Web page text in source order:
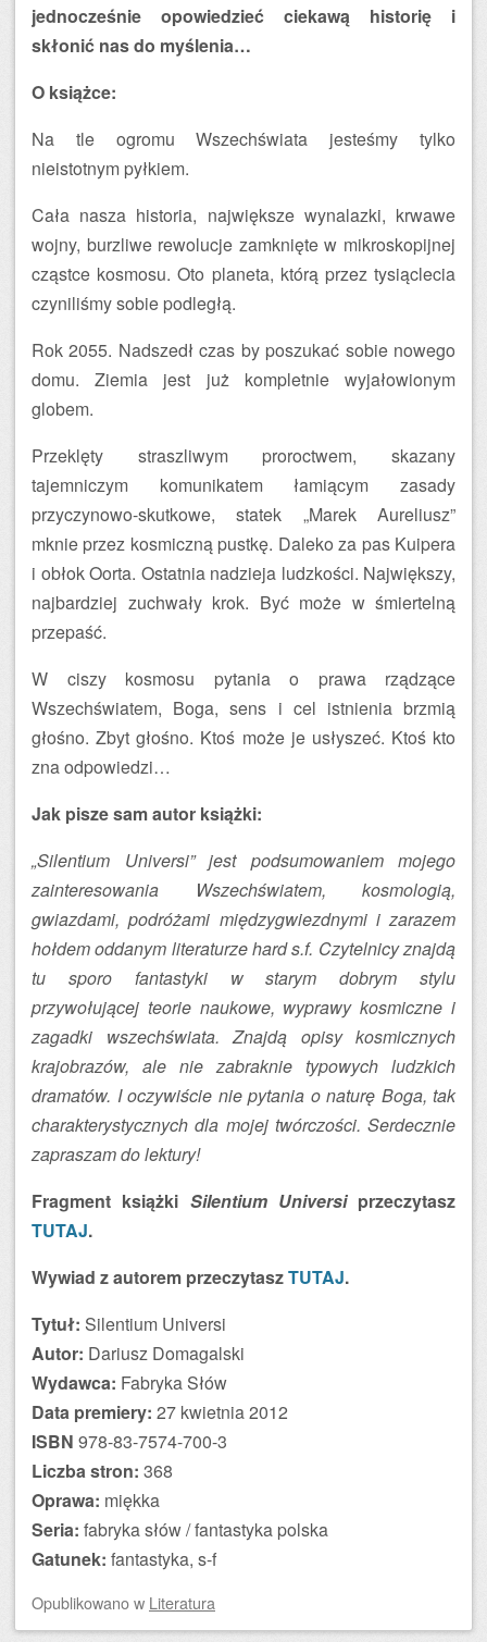
jednocześnie opowiedzieć ciekawą historię i
skłonić nas do myślenia…
O książce:
Na tle ogromu Wszechświata jesteśmy tylko
nieistotnym pyłkiem.
Cała nasza historia, największe wynalazki, krwawe
wojny, burzliwe rewolucje zamknięte w mikroskopijnej
cząstce kosmosu. Oto planeta, którą przez tysiąclecia
czyniliśmy sobie podległą.
Rok 2055. Nadszedł czas by poszukać sobie nowego
domu. Ziemia jest już kompletnie wyjałowionym
globem.
Przeklęty straszliwym proroctwem, skazany
tajemniczym komunikatem łamiącym zasady
przyczynowo-skutkowe, statek „Marek Aureliusz”
mknie przez kosmiczną pustkę. Daleko za pas Kuipera
i obłok Oorta. Ostatnia nadzieja ludzkości. Największy,
najbardziej zuchwały krok. Być może w śmiertelną
przepaść.
W ciszy kosmosu pytania o prawa rządzące
Wszechświatem, Boga, sens i cel istnienia brzmią
głośno. Zbyt głośno. Ktoś może je usłyszeć. Ktoś kto
zna odpowiedzi…
Jak pisze sam autor książki:
„Silentium Universi” jest podsumowaniem mojego
zainteresowania Wszechświatem, kosmologią,
gwiazdami, podróżami międzygwiezdnymi i zarazem
hołdem oddanym literaturze hard s.f. Czytelnicy znajdą
tu sporo fantastyki w starym dobrym stylu
przywołującej teorie naukowe, wyprawy kosmiczne i
zagadki wszechświata. Znajdą opisy kosmicznych
krajobrazów, ale nie zabraknie typowych ludzkich
dramatów. I oczywiście nie pytania o naturę Boga, tak
charakterystycznych dla mojej twórczości. Serdecznie
zapraszam do lektury!
Fragment książki Silentium Universiprzeczytasz
TUTAJ.
Wywiad z autorem przeczytaszTUTAJ.
Tytuł: Silentium Universi
Autor: Dariusz Domagalski
Wydawca: Fabryka Słów
Data premiery: 27 kwietnia 2012
ISBN 978-83-7574-700-3
Liczba stron: 368
Oprawa: miękka
Seria: fabryka słów / fantastyka polska
Gatunek: fantastyka, s-f
Opublikowanow Literatura